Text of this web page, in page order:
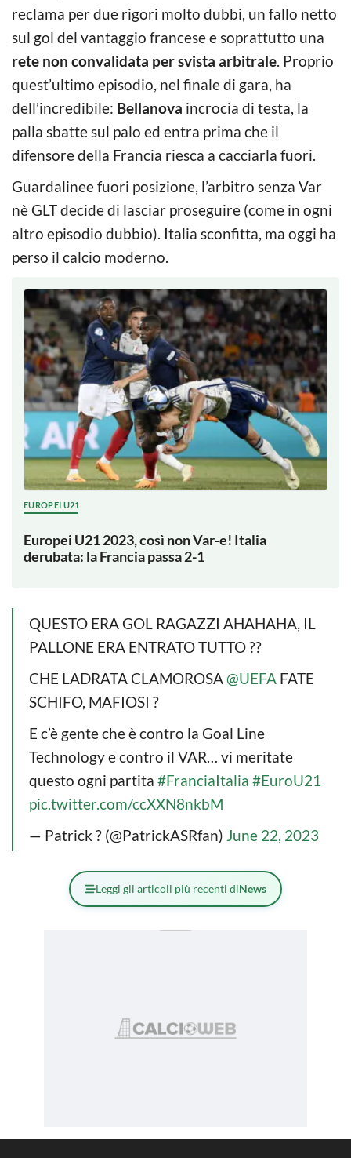
reclama per due rigori molto dubbi, un fallo netto
sul gol del vantaggio francese e soprattutto una
rete non convalidata per svista arbitrale. Proprio
quest’ultimo episodio, nel finale di gara, ha
dell’incredibile: Bellanova incrocia di testa, la
palla sbatte sul palo ed entra prima che il
difensore della Francia riesca a cacciarla fuori.
Guardalinee fuori posizione, l’arbitro senza Var
nè GLT decide di lasciar proseguire (come in ogni
altro episodio dubbio). Italia sconfitta, ma oggi ha
perso il calcio moderno.
EUROPEI U21
Europei U21 2023, così non Var-e! Italia
derubata: la Francia passa 2-1
QUESTO ERA GOL RAGAZZI AHAHAHA, IL
PALLONE ERA ENTRATO TUTTO ??
CHE LADRATA CLAMOROSA@UEFA FATE
SCHIFO, MAFIOSI ?
E c’è gente che è contro la Goal Line
Technology e contro il VAR… vi meritate
questo ogni partita #FranciaItalia #EuroU21
pic.twitter.com/ccXXN8nkbM
— Patrick ? (@PatrickASRfan) June 22, 2023
Leggi gli articoli più recenti diNews